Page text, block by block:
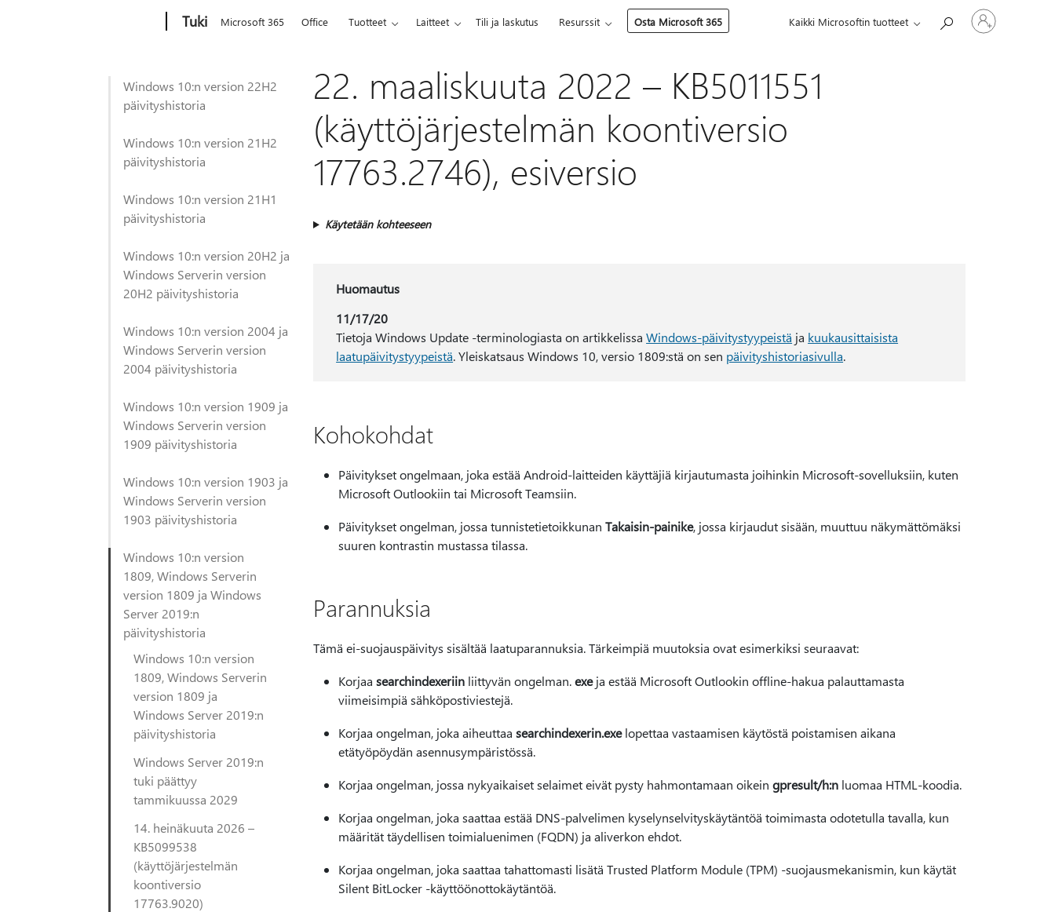
Tuki Microsoft 365 Office Tuotteet Laitteet Tili ja laskutus Resurssit Osta Microsoft 365 Kaikki Microsoftin tuotteet
Kirjaudu
sisään
tilille
Windows 10:n version 22H2
päivityshistoria
Windows 10:n version 21H2
päivityshistoria
Windows 10:n version 21H1
päivityshistoria
Windows 10:n version 20H2 ja
Windows Serverin version
20H2 päivityshistoria
Windows 10:n version 2004 ja
Windows Serverin version
2004 päivityshistoria
Windows 10:n version 1909 ja
Windows Serverin version
1909 päivityshistoria
Windows 10:n version 1903 ja
Windows Serverin version
1903 päivityshistoria
Windows 10:n version
1809, Windows Serverin
version 1809 ja Windows
Server 2019:n
päivityshistoria
Windows 10:n version
1809, Windows Serverin
version 1809 ja
Windows Server 2019:n
päivityshistoria
Windows Server 2019:n
tuki päättyy
tammikuussa 2029
14. heinäkuuta 2026 –
KB5099538
(käyttöjärjestelmän
koontiversio
17763.9020)
22. maaliskuuta 2022 – KB5011551
(käyttöjärjestelmän koontiversio
17763.2746), esiversio
Käytetään kohteeseen
Huomautus
11/17/20
Tietoja Windows Update -terminologiasta on artikkelissaWindows-päivitystyypeistä ja kuukausittaisista
laatupäivitystyypeistä. Yleiskatsaus Windows 10, versio 1809:stä on sen päivityshistoriasivulla.
Kohokohdat
Päivitykset ongelmaan, joka estää Android-laitteiden käyttäjiä kirjautumasta joihinkin Microsoft-sovelluksiin, kuten
Microsoft Outlookiin tai Microsoft Teamsiin.
Päivitykset ongelman, jossa tunnistetietoikkunan Takaisin-painike, jossa kirjaudut sisään, muuttuu näkymättömäksi
suuren kontrastin mustassa tilassa.
Parannuksia
Tämä ei-suojauspäivitys sisältää laatuparannuksia. Tärkeimpiä muutoksia ovat esimerkiksi seuraavat:
Korjaa searchindexeriin liittyvän ongelman.exeja estää Microsoft Outlookin offline-hakua palauttamasta
viimeisimpiä sähköpostiviestejä.
Korjaa ongelman, joka aiheuttaa searchindexerin.exelopettaa vastaamisen käytöstä poistamisen aikana
etätyöpöydän asennusympäristössä.
Korjaa ongelman, jossa nykyaikaiset selaimet eivät pysty hahmontamaan oikein gpresult/h:n luomaa HTML-koodia.
Korjaa ongelman, joka saattaa estää DNS-palvelimen kyselynselvityskäytäntöä toimimasta odotetulla tavalla, kun
määrität täydellisen toimialuenimen (FQDN) ja aliverkon ehdot.
Korjaa ongelman, joka saattaa tahattomasti lisätä Trusted Platform Module (TPM) -suojausmekanismin, kun käytät
Silent BitLocker -käyttöönottokäytäntöä.